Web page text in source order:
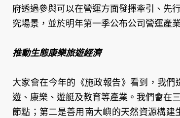
府透過參與可以在營運方面發揮牽引、先
究場景，並於明年第一季公布公司營運產
推動生態康樂旅遊經濟
大家會在今年的《施政報告》看到，我
遊、康樂、遊艇及教育等產業。我們會在
節點；第二是善用南大嶼的天然資源構